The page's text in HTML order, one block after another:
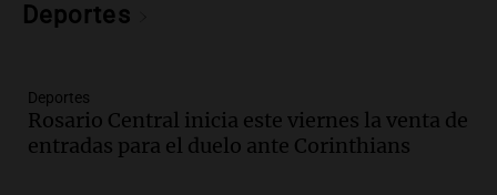
Radioinforme 3
Norte muestra una leve baja en el costo
para 10 personas
Noticias
Deportes
Deportes
Rosario Central inicia este viernes la venta de
entradas para el duelo ante Corinthians